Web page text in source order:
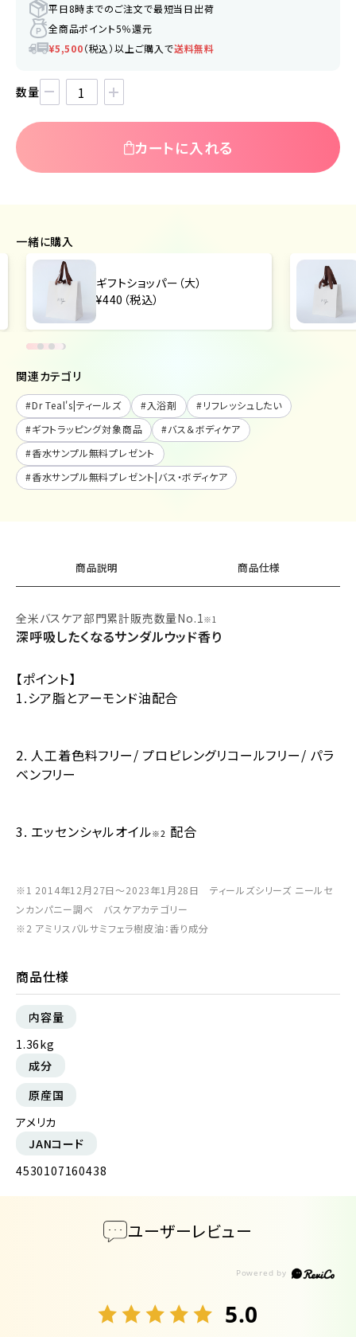
平日8時までのご注文で最短当日出荷
全商品ポイント5％還元
¥5,500（税込）以上ご購入で送料無料
数量
カートに入れる
一緒に購入
ギフトショッパー（中）
¥440（税込）
関連カテゴリ
#Dr Teal's|ティールズ #入浴剤 #リフレッシュしたい
#ギフトラッピング対象商品 #バス＆ボディケア
#香水サンプル無料プレゼント
#香水サンプル無料プレゼント|バス・ボディケア
商品説明 商品仕様
全米バスケア部門累計販売数量No.1※1
深呼吸したくなるサンダルウッド香り
【ポイント】
1.シア脂とアーモンド油配合
2. 人工着色料フリー/ プロピレングリコールフリー/ パラ
ベンフリー
3. エッセンシャルオイル※2 配合
※1 2014年12月27日〜2023年1月28日 ティールズシリーズ ニールセ
ンカンパニー調べ バスケアカテゴリー
※2 アミリスバルサミフェラ樹皮油：香り成分
商品仕様
内容量
1.36kg
成分
原産国
アメリカ
JANコード
4530107160438
ユーザーレビュー
5.0